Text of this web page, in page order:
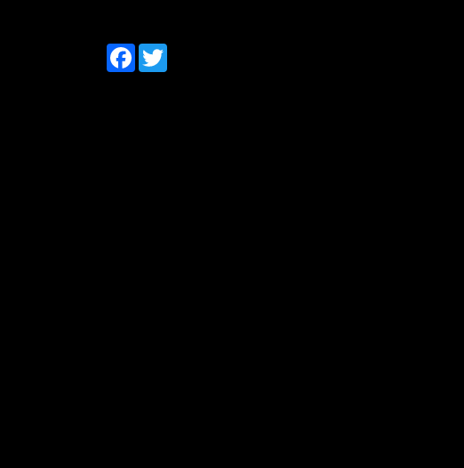
Facebook
Twitter